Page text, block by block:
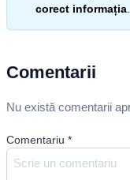
corect informația
Comentarii
Nu există comentarii
Comentariu *